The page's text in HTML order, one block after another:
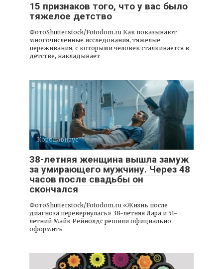
15 признаков того, что у вас было
тяжелое детство
ФотоShutterstock/Fotodom.ru Как показывают
многочисленные исследования, тяжелые
переживания, с которыми человек сталкивается в
детстве, накладывает
Коронавирус
38-летняя женщина вышла замуж
за умирающего мужчину. Через 48
часов после свадьбы он
скончался
ФотоShutterstock/Fotodom.ru «Жизнь после
диагноза перевернулась» 38-летняя Лара и 51-
летний Майк Рейнолдс решили официально
оформить